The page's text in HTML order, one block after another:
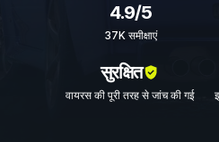
4.9/5
37K समीक्षाएं
सुरक्षित
वायरस की पूरी तरह से जांच की गई